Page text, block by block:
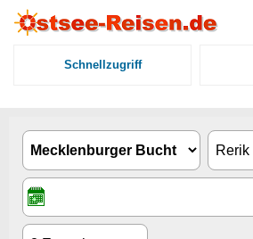
Schnellzugriff